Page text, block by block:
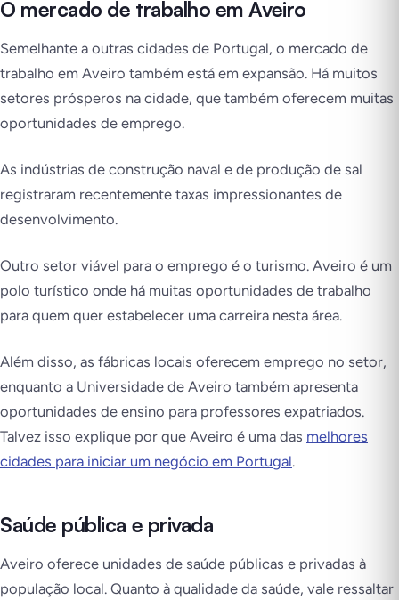
O mercado de trabalho em Aveiro
Semelhante a outras cidades de Portugal, o mercado de
trabalho em Aveiro também está em expansão. Há muitos
setores prósperos na cidade, que também oferecem muitas
oportunidades de emprego.
As indústrias de construção naval e de produção de sal
registraram recentemente taxas impressionantes de
desenvolvimento.
Outro setor viável para o emprego é o turismo. Aveiro é um
polo turístico onde há muitas oportunidades de trabalho
para quem quer estabelecer uma carreira nesta área.
Além disso, as fábricas locais oferecem emprego no setor,
enquanto a Universidade de Aveiro também apresenta
oportunidades de ensino para professores expatriados.
Talvez isso explique por que Aveiro é uma das melhores
cidades para iniciar um negócio em Portugal.
Saúde pública e privada
Aveiro oferece unidades de saúde públicas e privadas à
população local. Quanto à qualidade da saúde, vale ressaltar